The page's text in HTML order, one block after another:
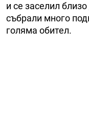
и се заселил
събрали много
голяма обител.